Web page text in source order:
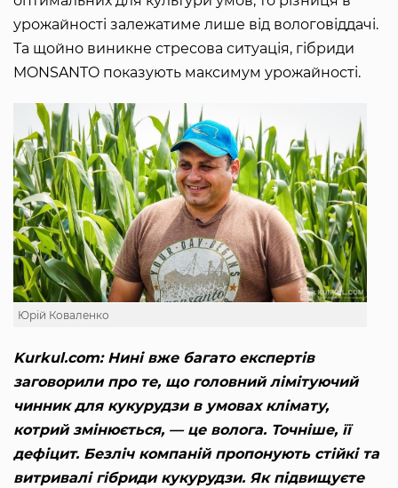
урожайності залежатиме лише від вологовіддачі.
Та щойно виникне стресова ситуація, гібриди
MONSANTO показують максимум урожайності.
Юрій Коваленко
Kurkul.com: Нині вже багато експертів
заговорили про те, що головний лімітуючий
чинник для кукурудзи в умовах клімату,
котрий змінюється, — це волога. Точніше, її
дефіцит. Безліч компаній пропонують стійкі та
витривалі гібриди кукурудзи. Як підвищуєте